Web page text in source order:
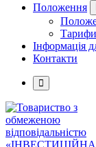
Положення
Тарифи
Інформація
Контакти